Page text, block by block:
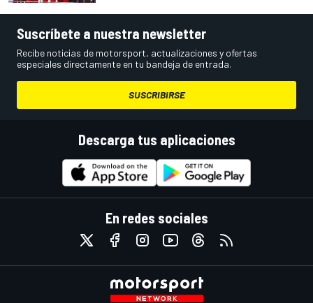
Suscríbete a nuestra newsletter
Recibe noticias de motorsport, actualizaciones y ofertas
especiales directamente en tu bandeja de entrada.
SUSCRIBIRSE
Descarga tus aplicaciones
En redes sociales